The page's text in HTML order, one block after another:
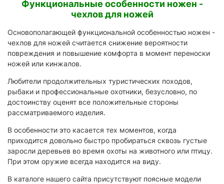
Функциональные особенности ножен -
чехлов для ножей
Основополагающей функциональной особенностью ножен -
чехлов для ножей считается снижение вероятности
повреждения и повышение комфорта в момент переноски
ножей или кинжалов.
Любители продолжительных туристических походов,
рыбаки и профессиональные охотники, безусловно, по
достоинству оценят все положительные стороны
рассматриваемого изделия.
В особенности это касается тех моментов, когда
приходится довольно быстро пробираться сквозь густые
заросли деревьев во время охоты на животного или птицу.
При этом оружие всегда находится на виду.
В каталоге нашего сайта присутствуют поясные модели